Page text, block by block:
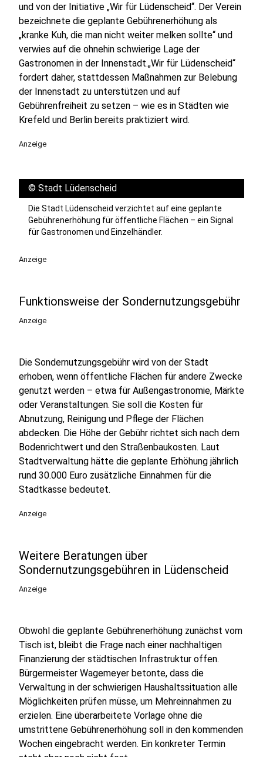
und von der Initiative „Wir für Lüdenscheid“. Der Verein
bezeichnete die geplante Gebührenerhöhung als
„kranke Kuh, die man nicht weiter melken sollte“ und
verwies auf die ohnehin schwierige Lage der
Gastronomen in der Innenstadt.„Wir für Lüdenscheid“
fordert daher, stattdessen Maßnahmen zur Belebung
der Innenstadt zu unterstützen und auf
Gebührenfreiheit zu setzen – wie es in Städten wie
Krefeld und Berlin bereits praktiziert wird.
Anzeige
© Stadt Lüdenscheid
Die Stadt Lüdenscheid verzichtet auf eine geplante
Gebührenerhöhung für öffentliche Flächen – ein Signal
für Gastronomen und Einzelhändler.
Anzeige
Funktionsweise der Sondernutzungsgebühr
Anzeige
Die Sondernutzungsgebühr wird von der Stadt
erhoben, wenn öffentliche Flächen für andere Zwecke
genutzt werden – etwa für Außengastronomie, Märkte
oder Veranstaltungen. Sie soll die Kosten für
Abnutzung, Reinigung und Pflege der Flächen
abdecken. Die Höhe der Gebühr richtet sich nach dem
Bodenrichtwert und den Straßenbaukosten. Laut
Stadtverwaltung hätte die geplante Erhöhung jährlich
rund 30.000 Euro zusätzliche Einnahmen für die
Stadtkasse bedeutet.
Anzeige
Weitere Beratungen über
Sondernutzungsgebühren in Lüdenscheid
Anzeige
Obwohl die geplante Gebührenerhöhung zunächst vom
Tisch ist, bleibt die Frage nach einer nachhaltigen
Finanzierung der städtischen Infrastruktur offen.
Bürgermeister Wagemeyer betonte, dass die
Verwaltung in der schwierigen Haushaltssituation alle
Möglichkeiten prüfen müsse, um Mehreinnahmen zu
erzielen. Eine überarbeitete Vorlage ohne die
umstrittene Gebührenerhöhung soll in den kommenden
Wochen eingebracht werden. Ein konkreter Termin